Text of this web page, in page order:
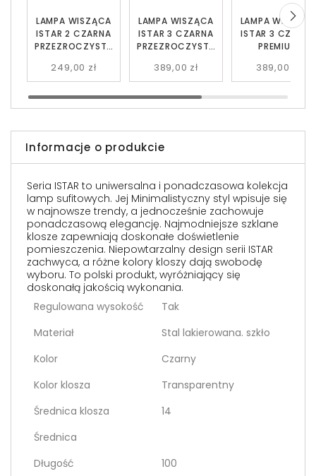
LAMPA WISZĄCA
ISTAR 2 CZARNA
PRZEZROCZYSTA
249,00 zł
LAMPA WISZĄCA
ISTAR 3 CZARNA
PRZEZROCZYSTA
389,00 zł
LAMPA WISZĄCA
ISTAR 3 CZARNA
PREMIUM
EMIBIG 679/
389,00 zł
Informacje o produkcie
Seria ISTAR to uniwersalna i ponadczasowa kolekcja
lamp sufitowych. Jej Minimalistyczny styl wpisuje się
w najnowsze trendy, a jednocześnie zachowuje
ponadczasową elegancję. Najmodniejsze szklane
klosze zapewniają doskonałe doświetlenie
pomieszczenia. Niepowtarzalny design serii ISTAR
zachwyca, a różne kolory kloszy dają swobodę
wyboru. To polski produkt, wyróżniający się
doskonałą jakością wykonania.
Regulowana wysokość
Tak
Materiał
Stal lakierowana. szkło
Kolor
Czarny
Kolor klosza
Transparentny
Średnica klosza
14
Średnica
Długość
100